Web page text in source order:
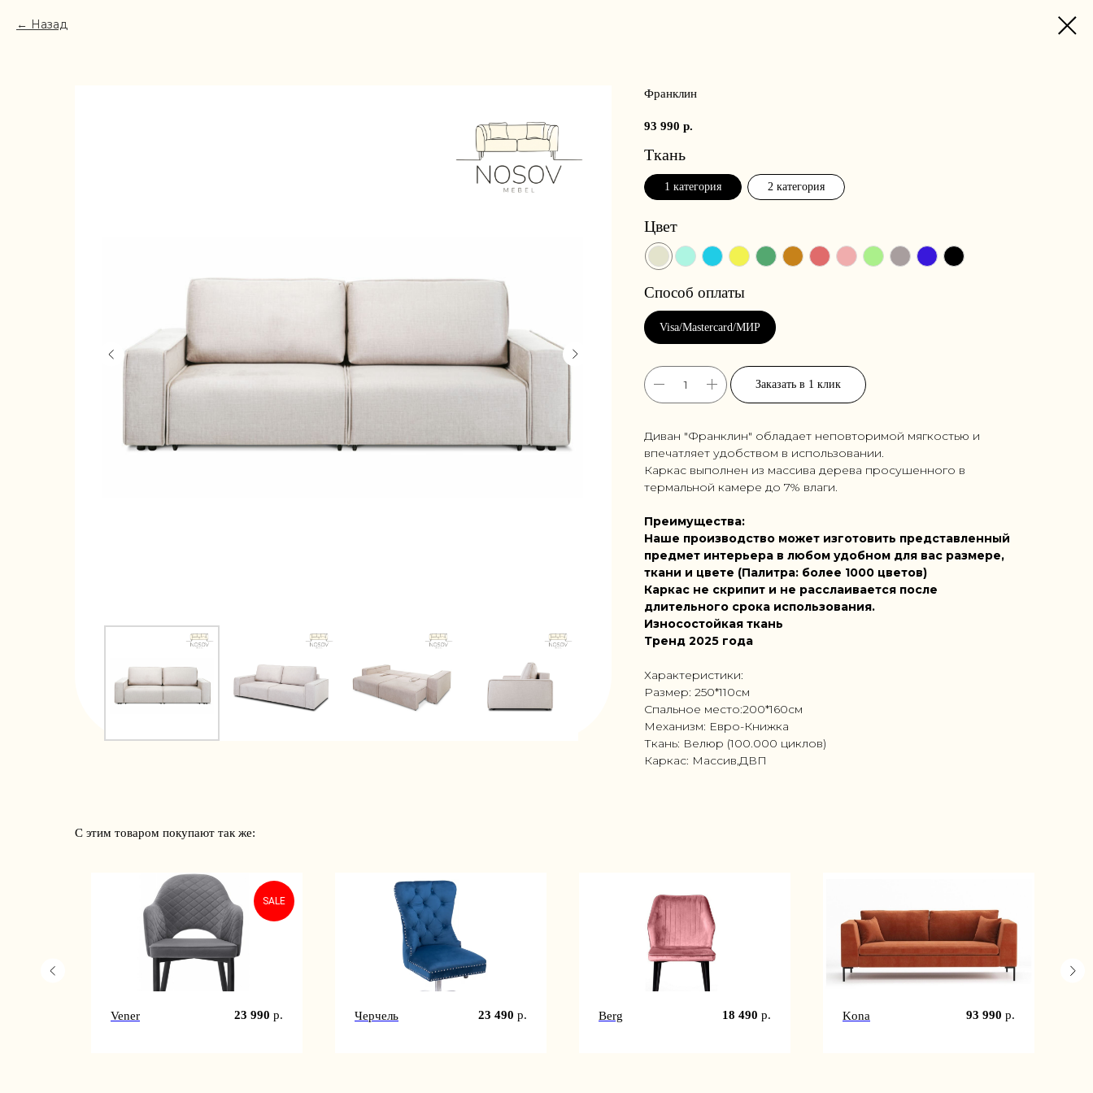
Назад
Франклин
93 990 р.
Ткань
1 категория 2 категория
Цвет
Заказать в 1 клик
Диван "Франклин" обладает неповторимой мягкостью и
впечатляет удобством в использовании.
Каркас выполнен из массива дерева просушенного в
термальной камере до 7% влаги.
Преимущества:
Наше производство может изготовить представленный
предмет интерьера в любом удобном для вас размере,
ткани и цвете (Палитра: более 1000 цветов)
Каркас не скрипит и не расслаивается после
длительного срока использования.
Износостойкая ткань
Тренд 2025 года
Характеристики:
Размер: 250*110см
Спальное место:200*160см
Механизм: Евро-Книжка
Ткань: Велюр (100.000 циклов)
Каркас: Массив,ДВП
С этим товаром покупают так же:
SALE
Vener 23 990 р. Черчель 23 490 р. Berg 18 490 р. Kona 93 990 р.